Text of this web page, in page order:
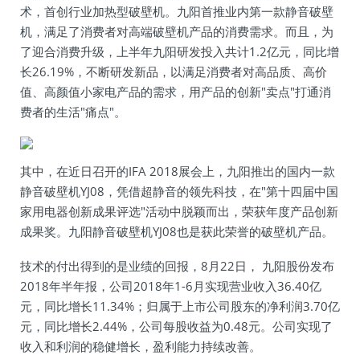
术，首创行业加热型破壁机。九阳首推业内第一款静音破壁
机，满足了消费者对高端破壁机产品的消费需求。而且，为
了迎合消费升级，上半年九阳研发投入共计1.2亿元，同比增
长26.19%，不断研发新品，以满足消费者对高品质、高价
值、高颜值小家电产品的需求，用产品的创新"卖点"打通消
费者的生活"痛点"。
其中，在近日召开的IFA 2018展会上，九阳推出的国内一款
静音破壁机YJ08，凭借超静音的领先科技，在"第十四届中国
家用电器创新成果评选"活动中脱颖而出，荣获年度产品创新
成果奖。九阳静音破壁机YJ08也是获此荣誉的破壁机产品。
技术的付出得到的是业绩的回报，8月22日， 九阳股份发布
2018年半年报，公司2018年1-6月实现营业收入36.40亿
元，同比增长11.34%；归属于上市公司股东的净利润3.70亿
元，同比增长2.44%，公司每股收益为0.48元。公司实现了
收入和利润的稳健增长，盈利能力持续改善。